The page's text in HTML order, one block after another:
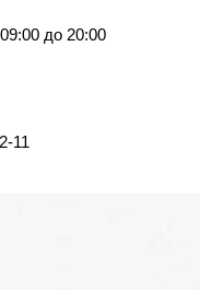
до 20:00
11